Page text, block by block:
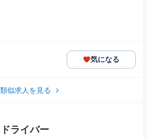
気になる
似求人を見る
ライバー